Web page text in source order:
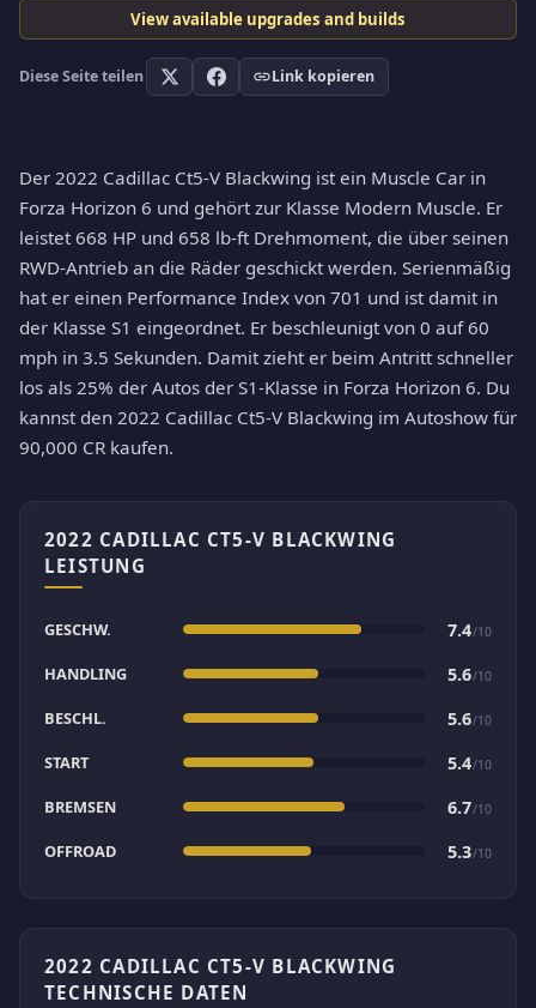
View available upgrades and builds
Diese Seite teilen Link kopieren
Der 2022 Cadillac Ct5-V Blackwing ist ein Muscle Car in
Forza Horizon 6 und gehört zur Klasse Modern Muscle. Er
leistet 668 HP und 658 lb-ft Drehmoment, die über seinen
RWD-Antrieb an die Räder geschickt werden. Serienmäßig
hat er einen Performance Index von 701 und ist damit in
der Klasse S1 eingeordnet. Er beschleunigt von 0 auf 60
mph in 3.5 Sekunden. Damit zieht er beim Antritt schneller
los als 25% der Autos der S1-Klasse in Forza Horizon 6. Du
kannst den 2022 Cadillac Ct5-V Blackwing im Autoshow für
90,000 CR kaufen.
2022 CADILLAC CT5-V BLACKWING
LEISTUNG
GESCHW. 7.4/10
HANDLING 5.6/10
BESCHL. 5.6/10
START 5.4/10
BREMSEN 6.7/10
OFFROAD 5.3/10
2022 CADILLAC CT5-V BLACKWING
TECHNISCHE DATEN